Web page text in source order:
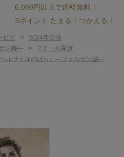
6,000円以上で送料無料！
Sポイント たまる！つかえる！
ビス > 2024年公演
ン編― > スチール写真
ルサイユのばら』―フェルゼン編―